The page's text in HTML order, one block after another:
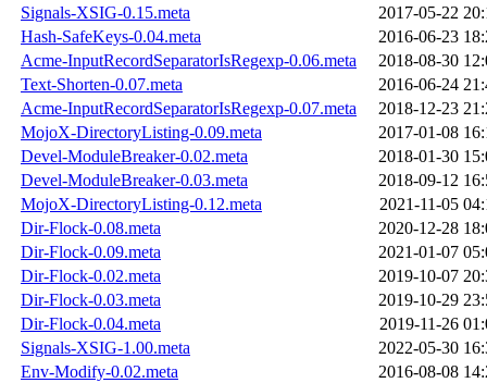
Signals-XSIG-0.15.meta
2017-05-22
Hash-SafeKeys-0.04.meta
2016-06-23
Acme-InputRecordSeparatorIsRegexp-0.06.meta
2018-08-30
Text-Shorten-0.07.meta
2016-06-24
Acme-InputRecordSeparatorIsRegexp-0.07.meta
2018-12-23
MojoX-DirectoryListing-0.09.meta
2017-01-08
Devel-ModuleBreaker-0.02.meta
2018-01-30
Devel-ModuleBreaker-0.03.meta
2018-09-12
MojoX-DirectoryListing-0.12.meta
2021-11-05
Dir-Flock-0.08.meta
2020-12-28
Dir-Flock-0.09.meta
2021-01-07
Dir-Flock-0.02.meta
2019-10-07
Dir-Flock-0.03.meta
2019-10-29
Dir-Flock-0.04.meta
2019-11-26
Signals-XSIG-1.00.meta
2022-05-30
Env-Modify-0.02.meta
2016-08-08